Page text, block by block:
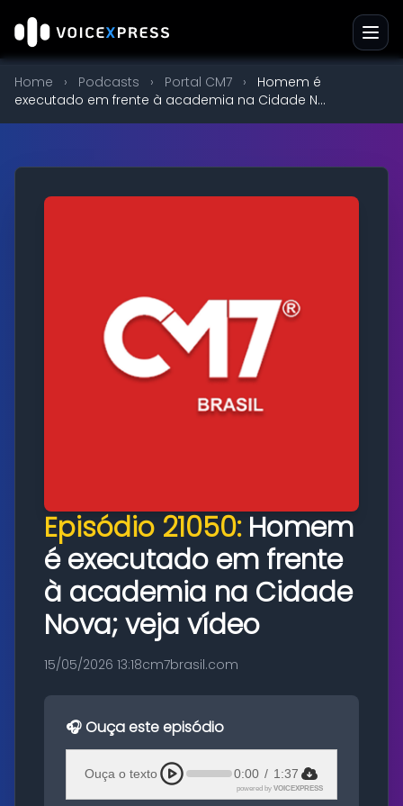
Home › Podcasts › Portal CM7 ›
Homem é
executado em frente à academia na Cidade N...
Episódio 21050: Homem
é executado em frente
à academia na Cidade
Nova; veja vídeo
15/05/2026 13:18cm7brasil.com
🎧 Ouça este episódio
Ouça o texto 0:00 / 1:37
powered by VOICEXPRESS